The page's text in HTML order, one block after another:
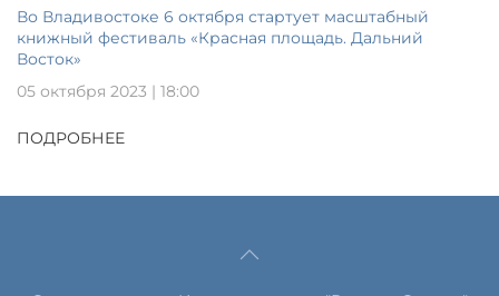
Во Владивостоке 6 октября стартует масштабный
книжный фестиваль «Красная площадь. Дальний
Восток»
05 октября 2023 | 18:00
ПОДРОБНЕЕ